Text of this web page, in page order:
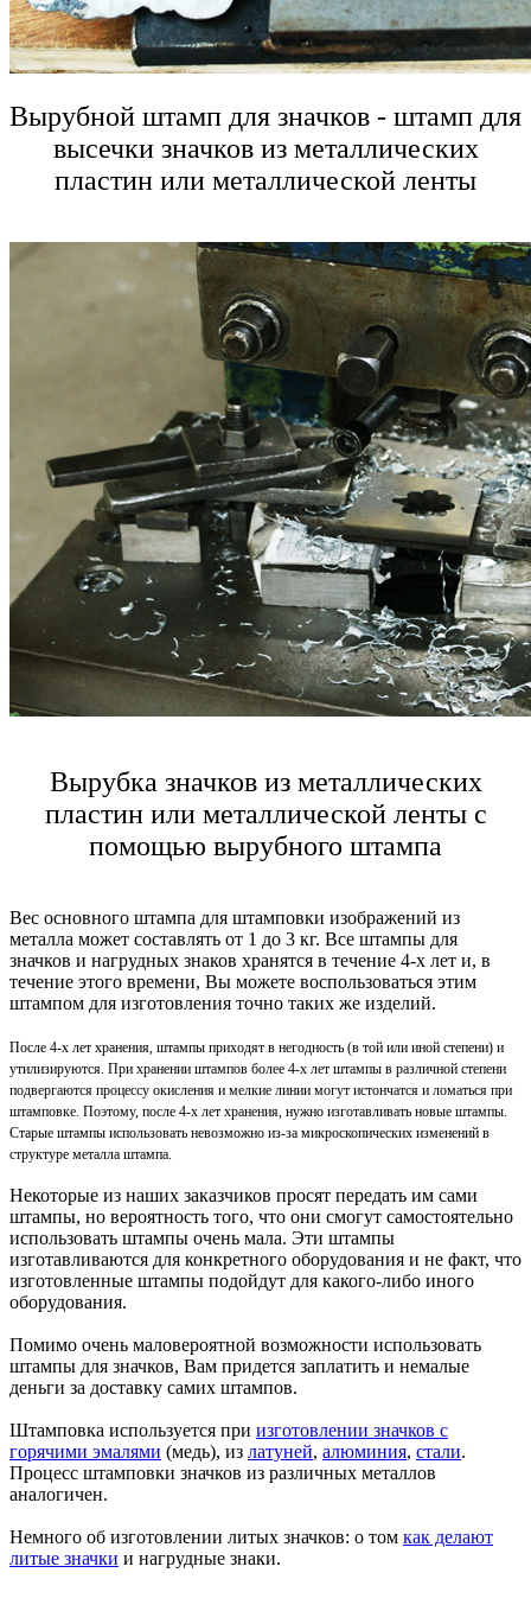
Вырубной штамп для значков - штамп для
высечки значков из металлических
пластин или металлической ленты
Вырубка значков из металлических
пластин или металлической ленты с
помощью вырубного штампа
Вес основного штампа для штамповки изображений из
металла может составлять от 1 до 3 кг. Все штампы для
значков и нагрудных знаков хранятся в течение 4-х лет и, в
течение этого времени, Вы можете воспользоваться этим
штампом для изготовления точно таких же изделий.
После 4-х лет хранения, штампы приходят в негодность (в той или иной степени) и
утилизируются. При хранении штампов более 4-х лет штампы в различной степени
подвергаются процессу окисления и мелкие линии могут истончатся и ломаться при
штамповке. Поэтому, после 4-х лет хранения, нужно изготавливать новые штампы.
Старые штампы использовать невозможно из-за микроскопических изменений в
структуре металла штампа.
Некоторые из наших заказчиков просят передать им сами
штампы, но вероятность того, что они смогут самостоятельно
использовать штампы очень мала. Эти штампы
изготавливаются для конкретного оборудования и не факт, что
изготовленные штампы подойдут для какого-либо иного
оборудования.
Помимо очень маловероятной возможности использовать
штампы для значков, Вам придется заплатить и немалые
деньги за доставку самих штампов.
Штамповка используется при изготовлении значков с
горячими эмалями (медь), из латуней, алюминия, стали.
Процесс штамповки значков из различных металлов
аналогичен.
Немного об изготовлении литых значков: о том как делают
литые значки и нагрудные знаки.